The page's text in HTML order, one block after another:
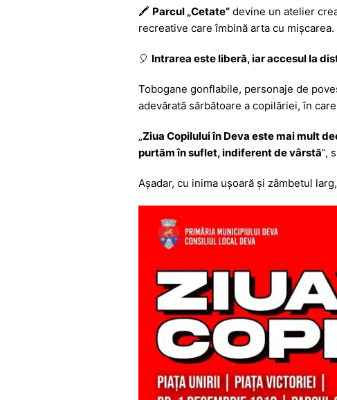
🖍️ Parcul „Cetate”devine un atelier
recreative care îmbină arta cu mișcarea.
🎈 Intrarea este liberă, iar accesul la
Tobogane gonflabile, personaje de
adevărată sărbătoare a copilăriei, în
„Ziua Copilului în Deva este mai mult
purtăm în suflet, indiferent de vârstă”,
Așadar, cu inima ușoară și zâmbetul